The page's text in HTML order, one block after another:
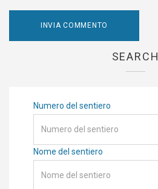
SEARCH
Numero del sentiero
Nome del sentiero